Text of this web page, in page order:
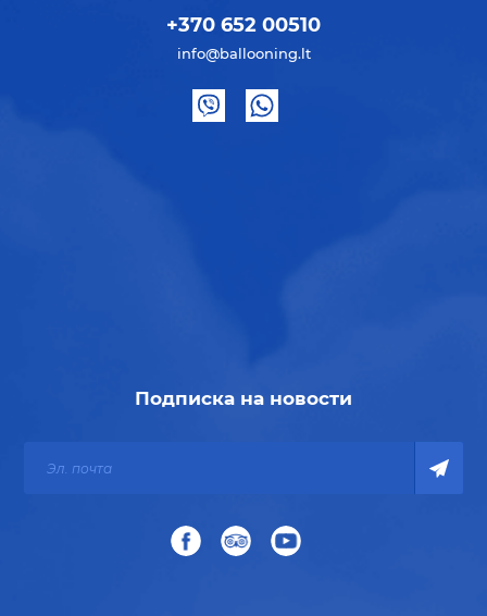
+370 652 00510
info@ballooning.lt
Подписка на новости